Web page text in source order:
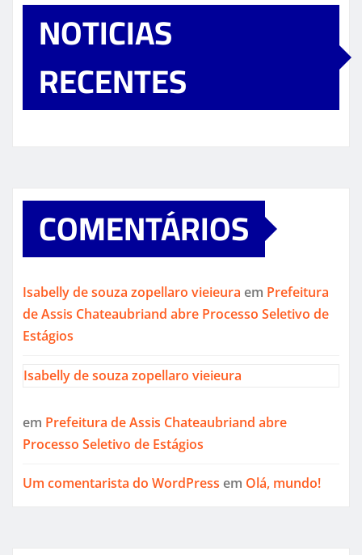
NOTICIAS
RECENTES
COMENTÁRIOS
Isabelly de souza zopellaro vieieura em Prefeitura
de Assis Chateaubriand abre Processo Seletivo de
Estágios
Isabelly de souza zopellaro vieieura
em Prefeitura de Assis Chateaubriand abre
Processo Seletivo de Estágios
Um comentarista do WordPress em Olá, mundo!